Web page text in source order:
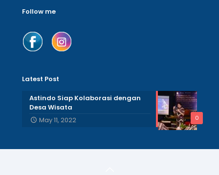
Follow me
Latest Post
0
Astindo Siap Kolaborasi dengan
Desa Wisata
May 11, 2022